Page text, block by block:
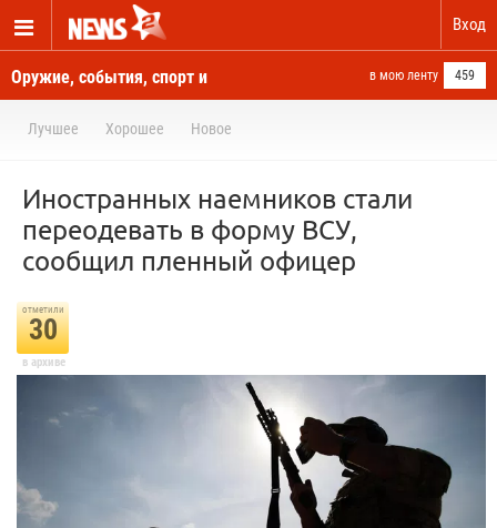
Вход
Оружие, события, спорт и
новости отовсюду
в мою ленту 459
Лучшее Хорошее Новое
Иностранных наемников стали
переодевать в форму ВСУ,
сообщил пленный офицер
отметили
30
в архиве